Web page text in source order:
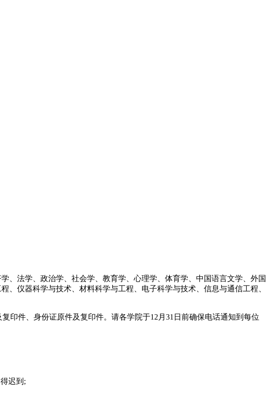
法学、政治学、社会学、教育学、心理学、体育学、中国语言文学、外国
仪器科学与技术、材料科学与工程、电子科学与技术、信息与通信工程、
件、身份证原件及复印件。请各学院于12月31日前确保电话通知到每位
迟到;